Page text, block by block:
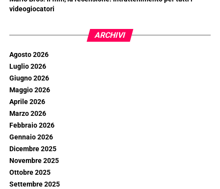
videogiocatori
ARCHIVI
Agosto 2026
Luglio 2026
Giugno 2026
Maggio 2026
Aprile 2026
Marzo 2026
Febbraio 2026
Gennaio 2026
Dicembre 2025
Novembre 2025
Ottobre 2025
Settembre 2025